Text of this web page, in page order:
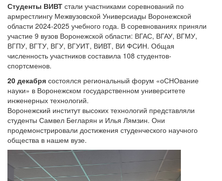
Студенты ВИВТ стали участниками соревнований по
армрестлингу Межвузовской Универсиады Воронежской
области 2024-2025 учебного года. В соревнованиях приняли
участие 9 вузов Воронежской области: ВГАС, ВГАУ, ВГМУ,
ВГПУ, ВГТУ, ВГУ, ВГУИТ, ВИВТ, ВИ ФСИН. Общая
численность участников составила 108 студентов-
спортсменов.
20 декабря состоялся региональный форум «оСНОвание
науки» в Воронежском государственном университете
инженерных технологий.
Воронежский институт высоких технологий представляли
студенты Самвел Бегларян и Илья Лямзин. Они
продемонстрировали достижения студенческого научного
общества в нашем вузе.